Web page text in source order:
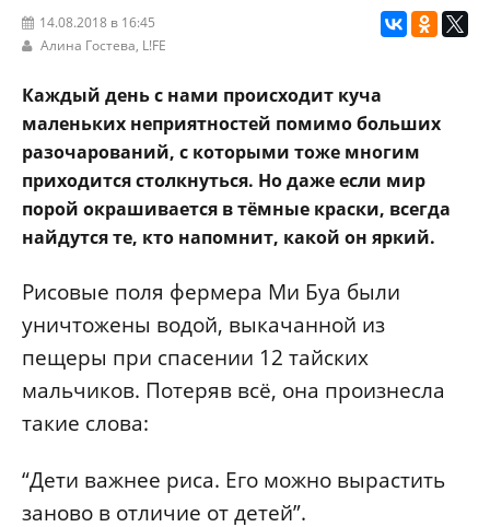
14.08.2018 в 16:45
Алина Гостева, L!FE
Каждый день с нами происходит куча
маленьких неприятностей помимо больших
разочарований, с которыми тоже многим
приходится столкнуться. Но даже если мир
порой окрашивается в тёмные краски, всегда
найдутся те, кто напомнит, какой он яркий.
Рисовые поля фермера Ми Буа были
уничтожены водой, выкачанной из
пещеры при спасении 12 тайских
мальчиков. Потеряв всё, она произнесла
такие слова:
“Дети важнее риса. Его можно вырастить
заново в отличие от детей”.